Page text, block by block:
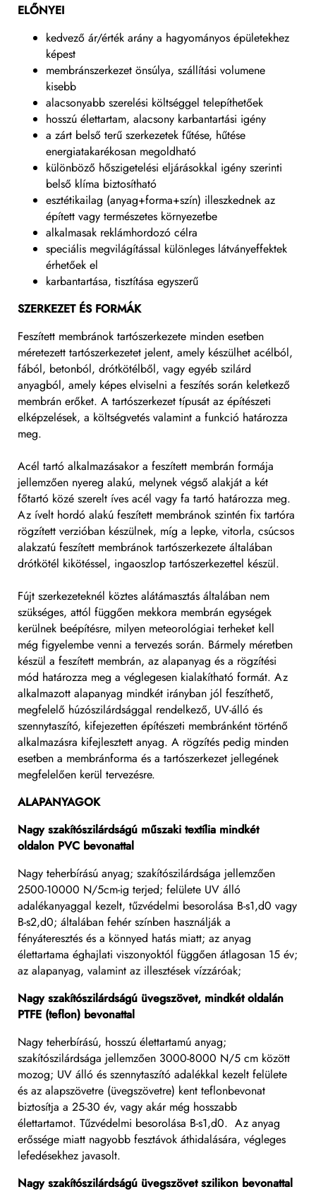
ELŐNYEI
kedvező ár/érték arány a hagyományos épületekhez
képest
membránszerkezet önsúlya, szállítási volumene
kisebb
alacsonyabb szerelési költséggel telepíthetőek
hosszú élettartam, alacsony karbantartási igény
a zárt belső terű szerkezetek fűtése, hűtése
energiatakarékosan megoldható
különböző hőszigetelési eljárásokkal igény szerinti
belső klíma biztosítható
esztétikailag (anyag+forma+szín) illeszkednek az
épített vagy természetes környezetbe
alkalmasak reklámhordozó célra
speciális megvilágítással különleges látványeffektek
érhetőek el
karbantartása, tisztítása egyszerű
SZERKEZET ÉS FORMÁK
Feszített membránok tartószerkezete minden esetben
méretezett tartószerkezetet jelent, amely készülhet acélból,
fából, betonból, drótkötélből, vagy egyéb szilárd
anyagból, amely képes elviselni a feszítés során keletkező
membrán erőket. A tartószerkezet típusát az építészeti
elképzelések, a költségvetés valamint a funkció határozza
meg.
Acél tartó alkalmazásakor a feszített membrán formája
jellemzően nyereg alakú, melynek végső alakját a két
főtartó közé szerelt íves acél vagy fa tartó határozza meg.
Az ívelt hordó alakú feszített membránok szintén fix tartóra
rögzített verzióban készülnek, míg a lepke, vitorla, csúcsos
alakzatú feszített membránok tartószerkezete általában
drótkötél kikötéssel, ingaoszlop tartószerkezettel készül.
Fújt szerkezeteknél köztes alátámasztás általában nem
szükséges, attól függően mekkora membrán egységek
kerülnek beépítésre, milyen meteorológiai terheket kell
még figyelembe venni a tervezés során. Bármely méretben
készül a feszített membrán, az alapanyag és a rögzítési
mód határozza meg a véglegesen kialakítható formát. Az
alkalmazott alapanyag mindkét irányban jól feszíthető,
megfelelő húzószilárdsággal rendelkező, UV-álló és
szennytaszító, kifejezetten építészeti membránként történő
alkalmazásra kifejlesztett anyag. A rögzítés pedig minden
esetben a membránforma és a tartószerkezet jellegének
megfelelően kerül tervezésre.
ALAPANYAGOK
Nagy szakítószilárdságú műszaki textília mindkét
oldalon PVC bevonattal
Nagy teherbírású anyag; szakítószilárdsága jellemzően
2500-10000 N/5cm-ig terjed; felülete UV álló
adalékanyaggal kezelt, tűzvédelmi besorolása B-s1,d0 vagy
B-s2,d0; általában fehér színben használják a
fényáteresztés és a könnyed hatás miatt; az anyag
élettartama éghajlati viszonyoktól függően átlagosan 15 év;
az alapanyag, valamint az illesztések vízzáróak;
Nagy szakítószilárdságú üvegszövet, mindkét oldalán
PTFE (teflon) bevonattal
Nagy teherbírású, hosszú élettartamú anyag;
szakítószilárdsága jellemzően 3000-8000 N/5 cm között
mozog; UV álló és szennytaszító adalékkal kezelt felülete
és az alapszövetre (üvegszövetre) kent teflonbevonat
biztosítja a 25-30 év, vagy akár még hosszabb
élettartamot. Tűzvédelmi besorolása B-s1,d0. Az anyag
erőssége miatt nagyobb fesztávok áthidalására, végleges
lefedésekhez javasolt.
Nagy szakítószilárdságú üvegszövet szilikon bevonattal